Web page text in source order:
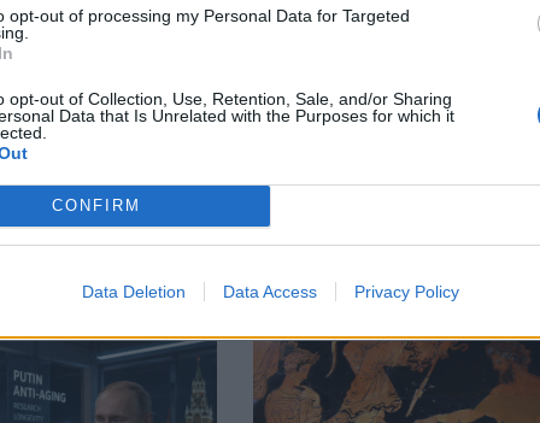
opt-out of processing my Personal Data for Targeted
opt-out of Collection, Use, Retention, Sale, and/or Sharing
Data that Is Unrelated with the Purposes for which it
CONFIRM
Data Deletion Data Access Privacy Policy
в: